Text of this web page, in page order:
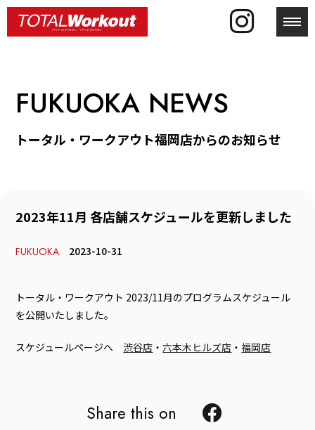
FUKUOKA NEWS
トータル・ワークアウト福岡店からのお知らせ
2023年11月 各店舗スケジュールを更新しました
FUKUOKA 2023-10-31
トータル・ワークアウト 2023/11月のプログラムスケジュール
を公開いたしました。
スケジュールページへ 渋谷店 ・六本木ヒルズ店 ・福岡店
Share this on